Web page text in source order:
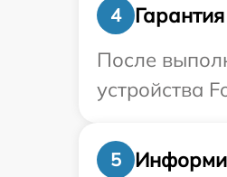
4
Гарантия
После
устройства
5